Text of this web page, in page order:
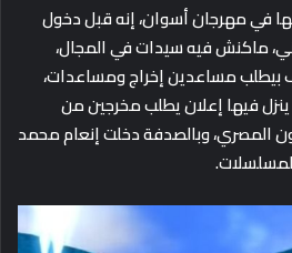
في مهرجان أسوان، إنه قبل دخول
ماكنش فيه سيدات في المجال،
بيطلب مساعدين إخراج ومساعدات،
فيها إعلان يطلب مخرجين من
المصري، وبالصدفة دخلت إنعام محمد